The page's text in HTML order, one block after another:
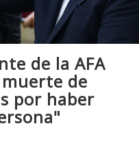
de la AFA
de
por haber